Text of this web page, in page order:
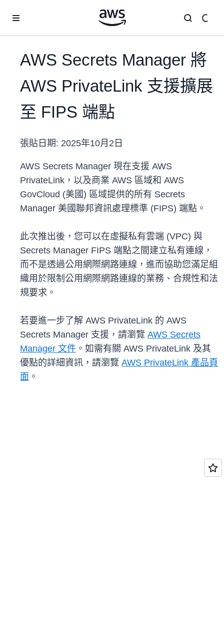
AWS Secrets Manager 將
AWS PrivateLink 支援擴展
至 FIPS 端點
張貼日期: 2025年10月2日
AWS Secrets Manager 現在支援 AWS
PrivateLink，以及商業 AWS 區域和 AWS
GovCloud (美國) 區域提供的所有 Secrets
Manager 美國聯邦資訊處理標準 (FIPS) 端點。
此次推出後，您可以在虛擬私有雲端 (VPC) 與
Secrets Manager FIPS 端點之間建立私有連線，
而不是透過公用網際網路連線，進而協助您滿足組
織用於限制公用網際網路連線的業務、合規性和法
規要求。
若要進一步了解 AWS PrivateLink 的 AWS
Secrets Manager 支援，請瀏覽 AWS Secrets
Manager 文件 。如需有關 AWS PrivateLink 及其
優點的詳細資訊，請瀏覽 AWS PrivateLink 產品頁
面 。